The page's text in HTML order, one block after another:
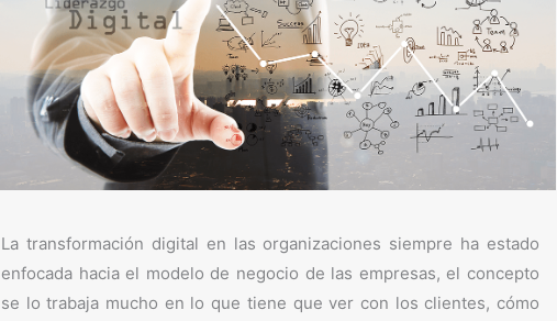
La transformación digital en las organizaciones siempre ha estado
enfocada hacia el modelo de negocio de las empresas, el concepto
se lo trabaja mucho en lo que tiene que ver con los clientes, cómo